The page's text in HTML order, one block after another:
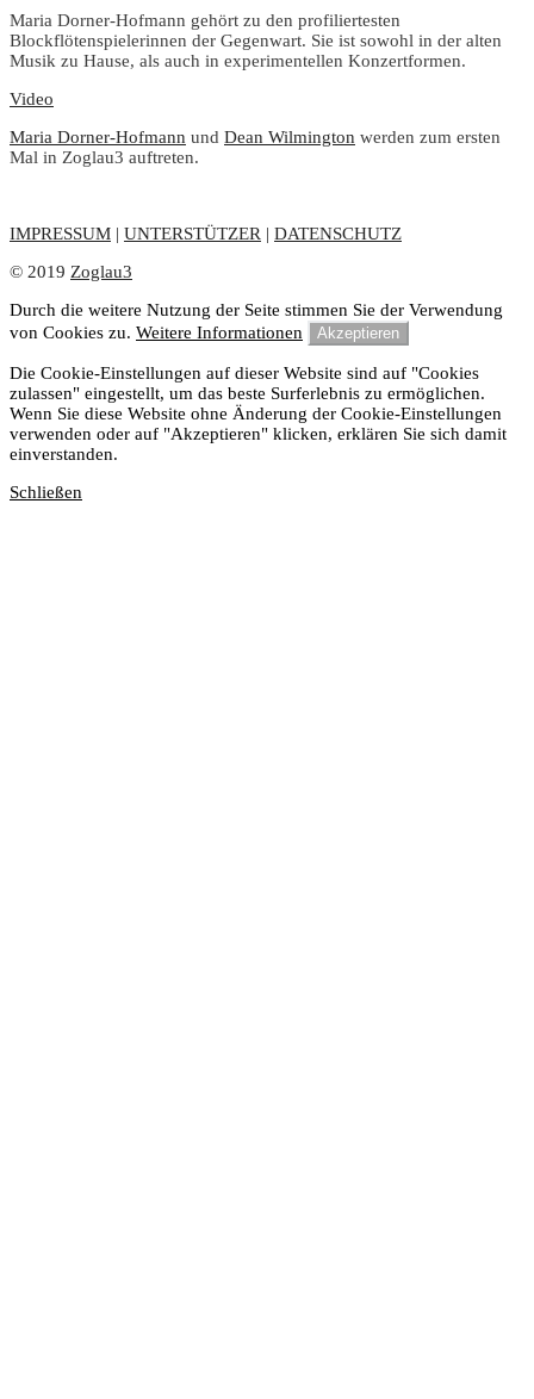
Maria Dorner-Hofmann gehört zu den profiliertesten
Blockflötenspielerinnen der Gegenwart. Sie ist sowohl in der alten
Musik zu Hause, als auch in experimentellen Konzertformen.
Video
Maria Dorner-Hofmann und Dean Wilmington werden zum ersten
Mal in Zoglau3 auftreten.
IMPRESSUM | UNTERSTÜTZER | DATENSCHUTZ
© 2019 Zoglau3
Durch die weitere Nutzung der Seite stimmen Sie der Verwendung
von Cookies zu. Weitere Informationen Akzeptieren
Die Cookie-Einstellungen auf dieser Website sind auf "Cookies
zulassen" eingestellt, um das beste Surferlebnis zu ermöglichen.
Wenn Sie diese Website ohne Änderung der Cookie-Einstellungen
verwenden oder auf "Akzeptieren" klicken, erklären Sie sich damit
einverstanden.
Schließen